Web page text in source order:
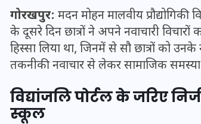
गोरखपुर: मदन मोहन मालवीय
के दूसरे दिन छात्रों ने अपने नवाचारी विचारों
हिस्सा लिया था, जिनमें से सौ छात्रों को
तकनीकी नवाचार से लेकर सामाजिक
विद्यांजलि पोर्टल के जरिए
स्कूल